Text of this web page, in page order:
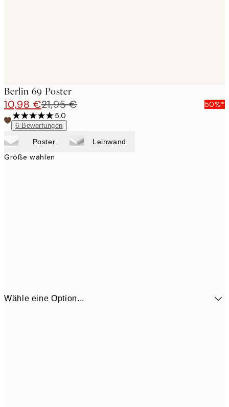
Berlin 69 Poster
10,98 €21,95 €
50%*
5.0
6 Bewertungen
Poster Leinwand
Größe wählen
Wähle eine Option...